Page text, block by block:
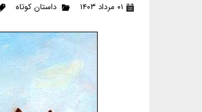
۰۱ مرداد ۱۴۰۳ داستان کوتاه